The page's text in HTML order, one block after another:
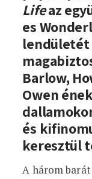
Lifeaz
es
lendületét
Barlow,
Owen
és
keresztül
A három